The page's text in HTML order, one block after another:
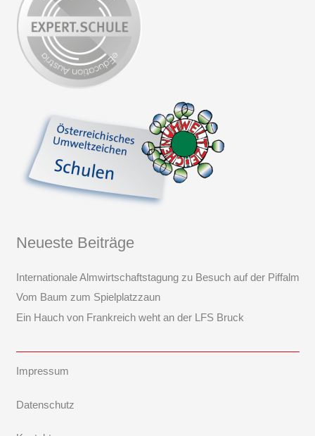
Neueste Beiträge
Internationale Almwirtschaftstagung zu Besuch auf der Piffalm
Vom Baum zum Spielplatzzaun
Ein Hauch von Frankreich weht an der LFS Bruck
Impressum
Datenschutz